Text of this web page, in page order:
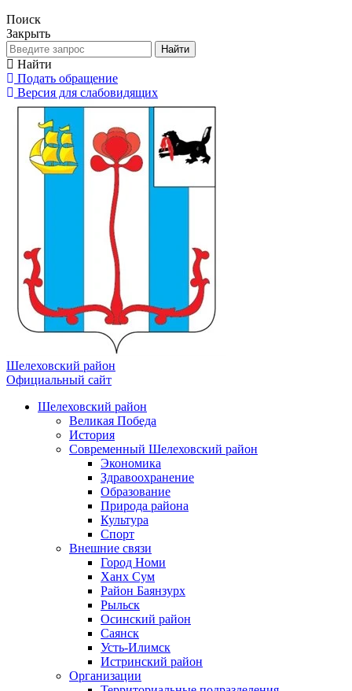
Поиск
Закрыть
Найти
Найти
Подать обращение
Версия для слабовидящих
Шелеховский район
Официальный сайт
Шелеховский район
Великая Победа
История
Современный Шелеховский район
Экономика
Здравоохранение
Образование
Природа района
Культура
Спорт
Внешние связи
Город Номи
Ханх Сум
Район Баянзурх
Рыльск
Осинский район
Саянск
Усть-Илимск
Истринский район
Организации